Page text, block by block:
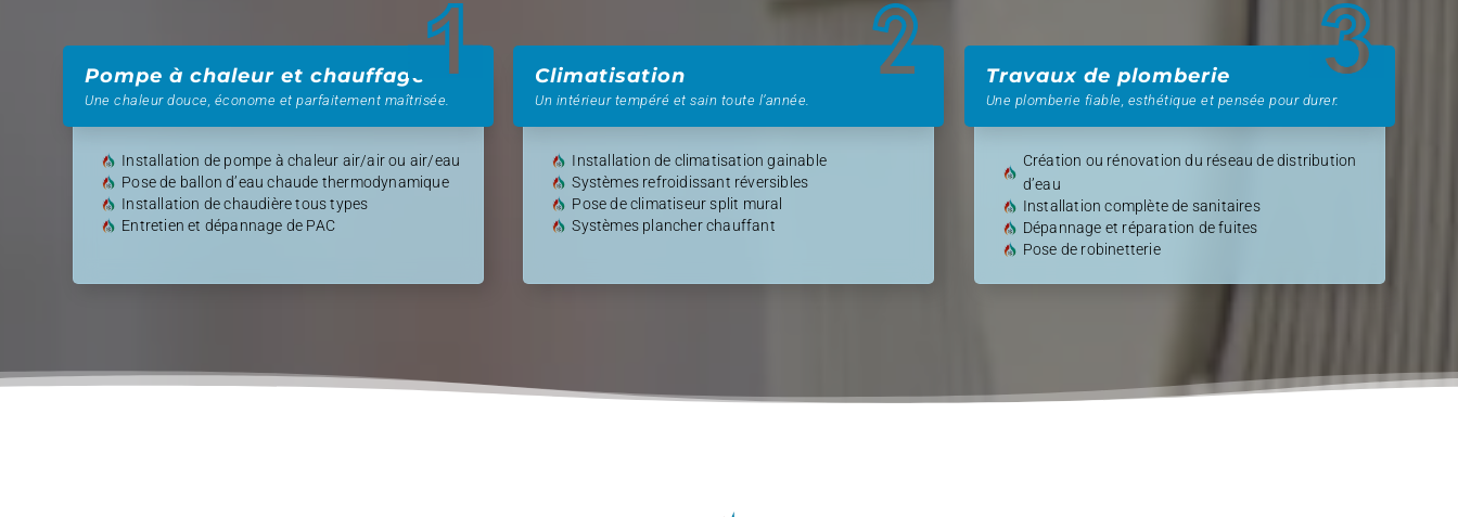
Pompe à chaleur et chauffage
Une chaleur douce, économe et parfaitement maîtrisée.
Installation de pompe à chaleur air/air ou air/eau
Pose de ballon d’eau chaude thermodynamique
Installation de chaudière tous types
Entretien et dépannage de PAC
Climatisation
Un intérieur tempéré et sain toute l’année.
Installation de climatisation gainable
Systèmes refroidissant réversibles
Pose de climatiseur split mural
Systèmes plancher chauffant
Travaux de plomberie
Une plomberie fiable, esthétique et pensée pour durer.
Création ou rénovation du réseau de distribution
d’eau
Installation complète de sanitaires
Dépannage et réparation de fuites
Pose de robinetterie